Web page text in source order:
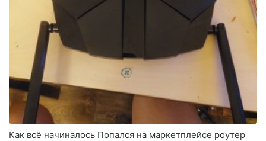
Как всё начиналось Попался на маркетплейсе роутер